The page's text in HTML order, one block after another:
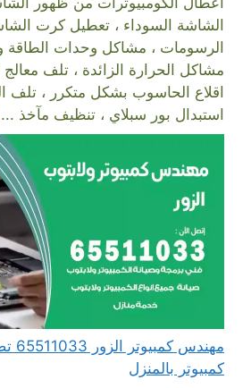
الشاشة السوداء ، تعطيل كرت
الرسومات ، مشاكل وحدات الطاقة و
مشاكل الحرارة الزائدة ، تلف
اقلاع الحاسوب بشكل متكرر ، تلف
استبدال بور سبلاي ، تنظيف مآخذ ...
كمبيوتر بالمنزل